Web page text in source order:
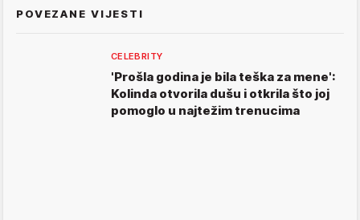
POVEZANE VIJESTI
CELEBRITY
'Prošla godina je bila teška za mene':
Kolinda otvorila dušu i otkrila što joj
pomoglo u najtežim trenucima